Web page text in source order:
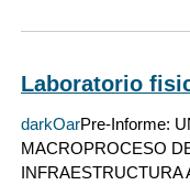
Laboratorio
darkOarPre-Informe:
MACROPROCESO
INFRAESTRUCTURA